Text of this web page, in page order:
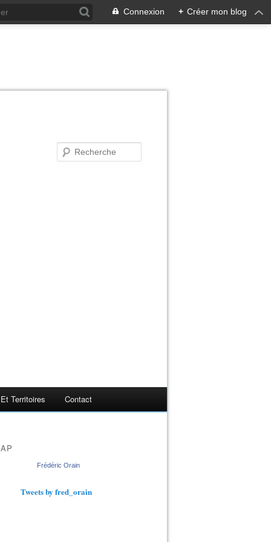
Connexion + Créer mon blog
Territoires Contact
Frédéric Orain
Tweets by fred_orain